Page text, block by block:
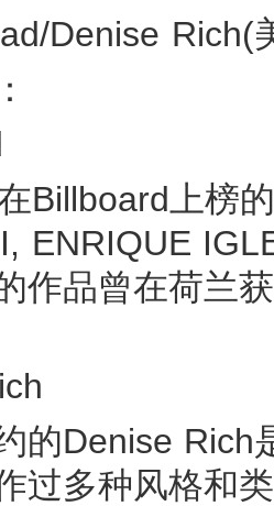
Denise Rich(
上榜的
ENRIQUE
作品曾在荷兰
Denise Rich
过多种风格和